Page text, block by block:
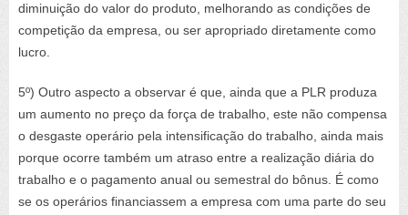
diminuição do valor do produto, melhorando as condições de
competição da empresa, ou ser apropriado diretamente como
lucro.
5º) Outro aspecto a observar é que, ainda que a PLR produza
um aumento no preço da força de trabalho, este não compensa
o desgaste operário pela intensificação do trabalho, ainda mais
porque ocorre também um atraso entre a realização diária do
trabalho e o pagamento anual ou semestral do bônus. É como
se os operários financiassem a empresa com uma parte do seu